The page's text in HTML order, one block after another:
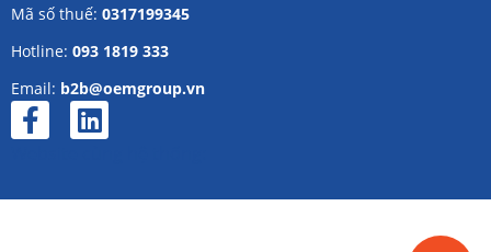
Mã số thuế: 0317199345
Hotline: 093 1819 333
Email: b2b@oemgroup.vn